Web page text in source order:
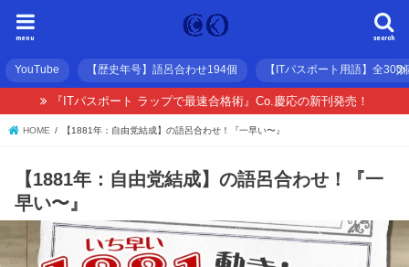
search
menu
YouTube 【歴史年号】語呂合わせ194個 【ITパスポート用語】全300
『ITパスポート ラップで最速合格術』Co.慶応の新刊発売！
HOME 【1881年：自由党結成】の語呂合わせ！『一早い〜』
【1881年：自由党結成】の語呂合わせ！『一
早い〜』